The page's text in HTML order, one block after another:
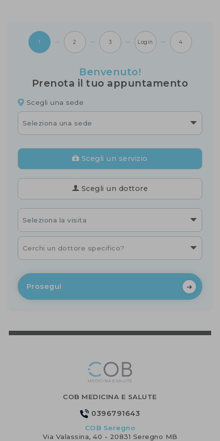
1 2 3 Login 4
Benvenuto!
Prenota il tuo appuntamento
Scegli una sede
Seleziona una sede
Scegli un servizio
Scegli un dottore
Seleziona la visita
Cerchi un dottore specifico?
Prosegui
COB MEDICINA E SALUTE
0396791643
COB Seregno
Via Valassina, 40 - 20831 Seregno MB